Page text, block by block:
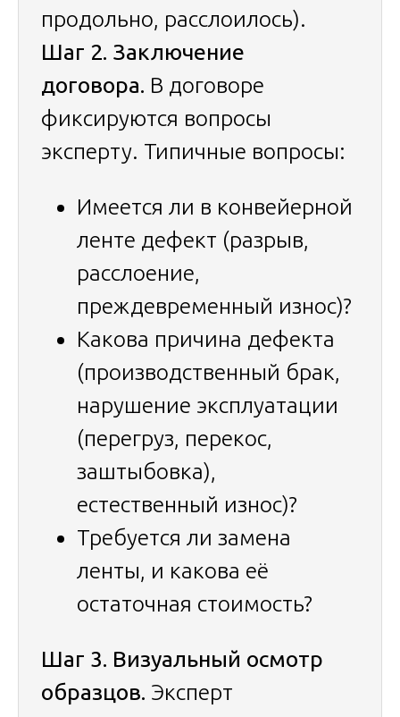
продольно, расслоилось).
Шаг 2. Заключение
договора. В договоре
фиксируются вопросы
эксперту. Типичные вопросы:
Имеется ли в конвейерной
ленте дефект (разрыв,
расслоение,
преждевременный износ)?
Какова причина дефекта
(производственный брак,
нарушение эксплуатации
(перегруз, перекос,
заштыбовка),
естественный износ)?
Требуется ли замена
ленты, и какова её
остаточная стоимость?
Шаг 3. Визуальный осмотр
образцов. Эксперт